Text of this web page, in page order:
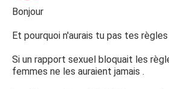
Bonjour
Et pourquoi n'aurais tu pas tes règles
Si un rapport sexuel bloquait les
femmes ne les auraient jamais .